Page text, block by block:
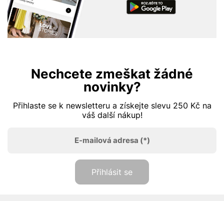
Nechcete zmeškat žádné
novinky?
Přihlaste se k newsletteru a získejte slevu 250 Kč na
váš další nákup!
E-mailová adresa (*)
Přihlásit se